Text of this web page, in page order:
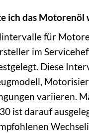
ich das Motorenöl
für
im
Diese
variieren.
ist darauf